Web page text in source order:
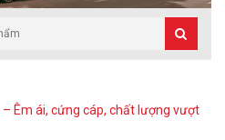
Êm ái, cứng cáp, chất lượng vượt